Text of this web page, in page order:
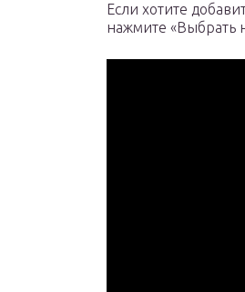
Если хотите
нажмите «Выбрать